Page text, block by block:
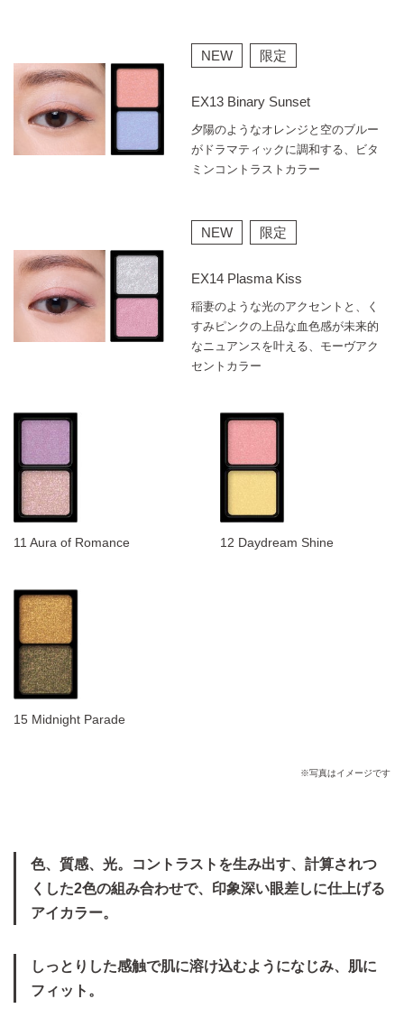
NEW 限定
EX13 Binary Sunset
夕陽のようなオレンジと空のブルー
がドラマティックに調和する、ビタ
ミンコントラストカラー
NEW 限定
EX14 Plasma Kiss
稲妻のような光のアクセントと、く
すみピンクの上品な血色感が未来的
なニュアンスを叶える、モーヴアク
セントカラー
11 Aura of Romance 12 Daydream Shine
15 Midnight Parade
※写真はイメージです
色、質感、光。コントラストを生み出す、計算されつ
くした2色の組み合わせで、印象深い眼差しに仕上げる
アイカラー。
しっとりした感触で肌に溶け込むようになじみ、肌に
フィット。